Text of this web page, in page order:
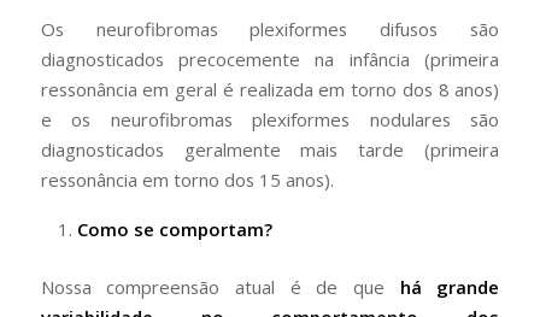
Os neurofibromas plexiformes difusos são
diagnosticados precocemente na infância (primeira
ressonância em geral é realizada em torno dos 8 anos)
e os neurofibromas plexiformes nodulares são
diagnosticados geralmente mais tarde (primeira
ressonância em torno dos 15 anos).
Como se comportam?
Nossa compreensão atual é de que há grande